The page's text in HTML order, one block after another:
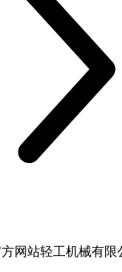
网站轻工机械有限